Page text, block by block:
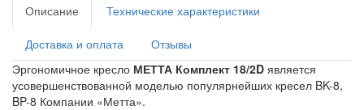
Описание Технические характеристики
Доставка и оплата
Отзывы
Эргономичное кресло МЕТТА Комплект 18/2D является
усовершенствованной моделью популярнейших кресел BK-8,
BP-8 Компании «Метта».